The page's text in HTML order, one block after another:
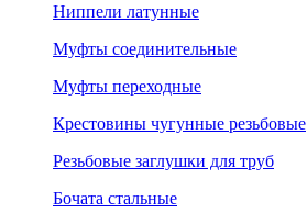
Ниппели латунные
Муфты соединительные
Муфты переходные
Крестовины чугунные резьбовые
Резьбовые заглушки для труб
Бочата стальные